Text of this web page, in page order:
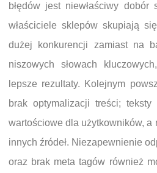
błędów jest niewłaściwy dobór
właściciele sklepów skupiają
dużej konkurencji zamiast na
niszowych słowach
lepsze rezultaty. Kolejnym
brak optymalizacji treści;
wartościowe dla użytkowników, a
innych źródeł. Niezapewnienie
oraz brak meta tagów również